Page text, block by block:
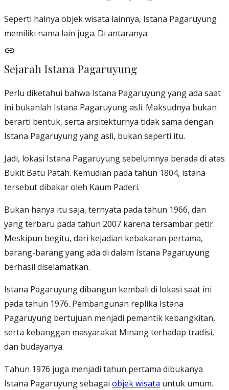
Seperti halnya objek wisata lainnya, Istana Pagaruyung
memiliki nama lain juga. Di antaranya:
Sejarah Istana Pagaruyung
Perlu diketahui bahwa Istana Pagaruyung yang ada saat
ini bukanlah Istana Pagaruyung asli. Maksudnya bukan
berarti bentuk, serta arsitekturnya tidak sama dengan
Istana Pagaruyung yang asli, bukan seperti itu.
Jadi, lokasi Istana Pagaruyung sebelumnya berada di atas
Bukit Batu Patah. Kemudian pada tahun 1804, istana
tersebut dibakar oleh Kaum Paderi.
Bukan hanya itu saja, ternyata pada tahun 1966, dan
yang terbaru pada tahun 2007 karena tersambar petir.
Meskipun begitu, dari kejadian kebakaran pertama,
barang-barang yang ada di dalam Istana Pagaruyung
berhasil diselamatkan.
Istana Pagaruyung dibangun kembali di lokasi saat ini
pada tahun 1976. Pembangunan replika Istana
Pagaruyung bertujuan menjadi pemantik kebangkitan,
serta kebanggan masyarakat Minang terhadap tradisi,
dan budayanya.
Tahun 1976 juga menjadi tahun pertama dibukanya
Istana Pagaruyung sebagai objek wisata untuk umum.